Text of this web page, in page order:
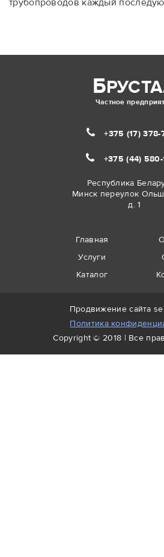
трубопроводов каждый
Б
Частное
+375 (17) 378-
+375 (44) 580-
Республика
Минск переулок
д. 1
Главная
Услуги
Каталог
Продвижение сайта
Политика
Copyright © 2018 | Все